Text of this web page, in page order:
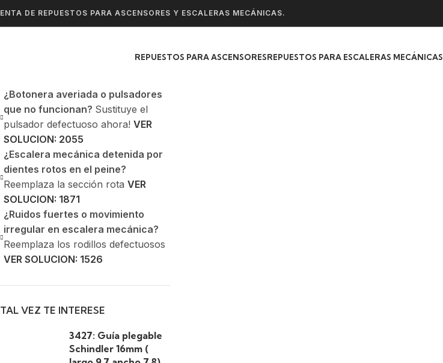
DE REPUESTOS PARA ASCENSORES Y ESCALERAS MECÁNICAS.
REPUESTOS PARA ASCENSORESREPUESTOS PARA ESCALERAS MECÁNICAS
¿Botonera averiada o pulsadores
que no funcionan? Sustituye el
pulsador defectuoso ahora! VER
SOLUCION: 2055
¿Escalera mecánica detenida por
dientes rotos en el peine?
Reemplaza la sección rota VER
SOLUCION: 1871
¿Ruidos fuertes o movimiento
irregular en escalera mecánica?
Reemplaza los rodillos defectuosos
VER SOLUCION: 1526
TAL VEZ TE INTERESE
3427: Guía plegable
Schindler 16mm (